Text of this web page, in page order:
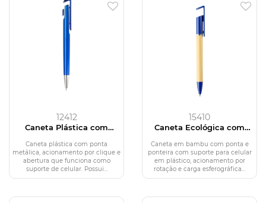
12412
Caneta Plástica com
Caneta plástica com ponta
metálica, acionamento por clique e
abertura que funciona como
suporte de celular. Possui...
15410
Caneta Ecológica com
Caneta em bambu com ponta e
ponteira com suporte para celular
em plástico, acionamento por
rotação e carga esferográfica...